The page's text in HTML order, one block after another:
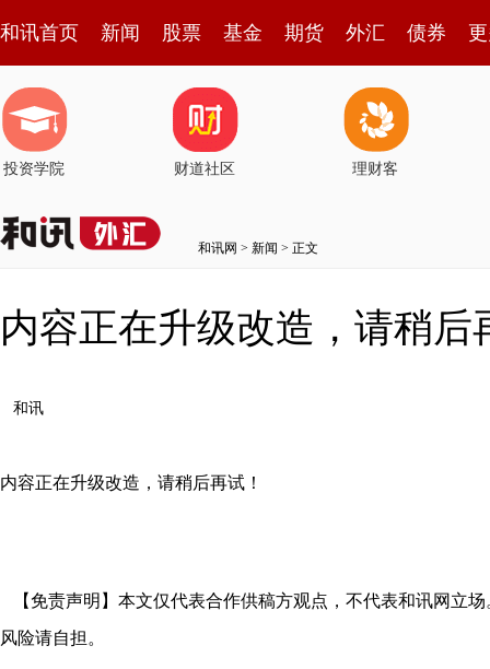
和讯首页 新闻 股票 基金 期货 外汇 债券
投资学院 财道社区 理财客
和讯网 > 新闻 > 正文
内容正在升级改造，请稍后
和讯
内容正在升级改造，请稍后再试！
【免责声明】本文仅代表合作供稿方观点，不代表和讯网立
风险请自担。